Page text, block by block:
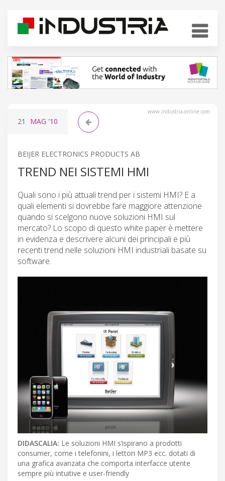
www.industria-online.com
21 MAG '10
BEIJER ELECTRONICS PRODUCTS AB
TREND NEI SISTEMI HMI
Quali sono i più attuali trend per i sistemi HMI? E a
quali elementi si dovrebbe fare maggiore attenzione
quando si scelgono nuove soluzioni HMI sul
mercato? Lo scopo di questo white paper è mettere
in evidenza e descrivere alcuni dei principali e più
recenti trend nelle soluzioni HMI industriali basate su
software.
DIDASCALIA: Le soluzioni HMI s’ispirano a prodotti
consumer, come i telefonini, i lettori MP3 ecc. dotati di
una grafica avanzata che comporta interfacce utente
sempre più intuitive e user-friendly